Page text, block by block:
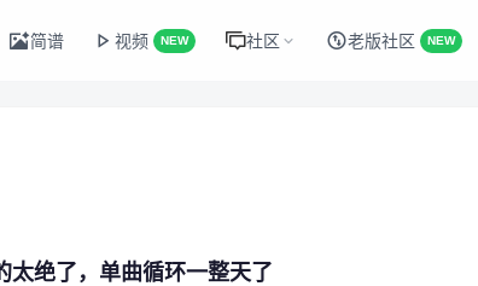
简谱 视频 NEW 社区 老版社区 NEW
太绝了，单曲循环一整天了